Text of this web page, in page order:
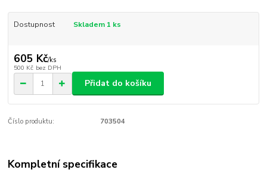
Dostupnost Skladem 1 ks
605 Kč/ks
500 Kč bez DPH
Přidat do košíku
Číslo produktu: 703504
Kompletní specifikace